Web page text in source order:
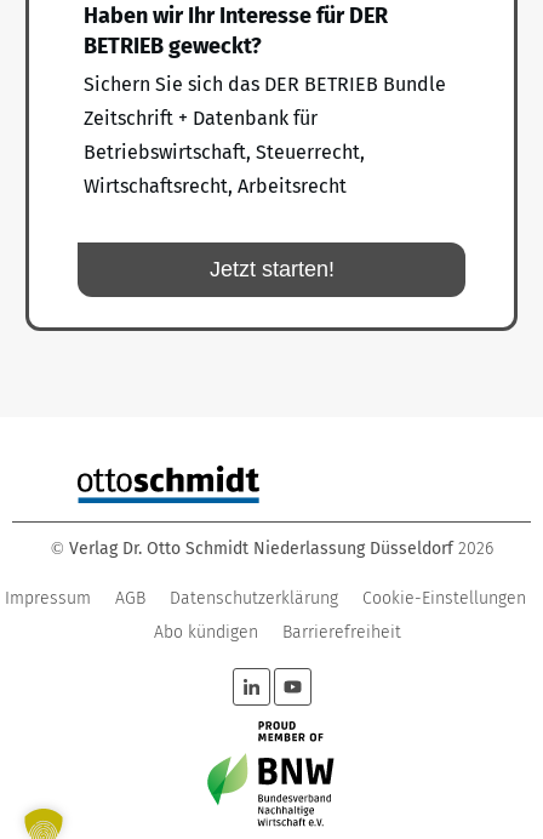
Haben wir Ihr Interesse für DER
BETRIEB geweckt?
Sichern Sie sich das DER BETRIEB Bundle
Zeitschrift + Datenbank für
Betriebswirtschaft, Steuerrecht,
Wirtschaftsrecht, Arbeitsrecht
Jetzt starten!
© Verlag Dr. Otto Schmidt Niederlassung Düsseldorf 2026
Impressum AGB Datenschutzerklärung
Cookie-Einstellungen
Abo kündigen
Barrierefreiheit